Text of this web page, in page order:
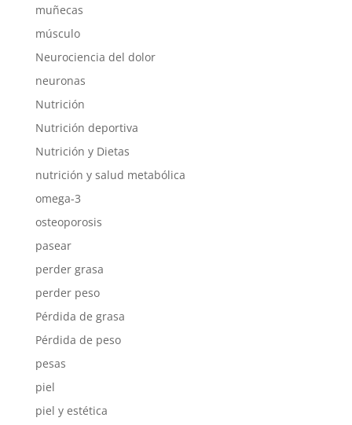
muñecas
músculo
Neurociencia del dolor
neuronas
Nutrición
Nutrición deportiva
Nutrición y Dietas
nutrición y salud metabólica
omega-3
osteoporosis
pasear
perder grasa
perder peso
Pérdida de grasa
Pérdida de peso
pesas
piel
piel y estética